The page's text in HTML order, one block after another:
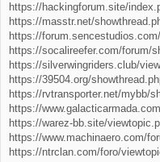
https://hackingforum.site/
https://masstr.net/
https://
https://socalireefer.com/forum/
https://silverwingriders.club/
https://39504.org/
https://rvtransporter.net/mybb/
https://
https://warez-bb.site/
https://www.machinaero.com/
https://ntrclan.com/foro/